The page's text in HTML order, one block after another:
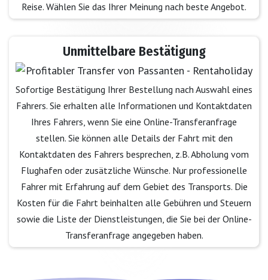
Reise. Wählen Sie das Ihrer Meinung nach beste Angebot.
Unmittelbare Bestätigung
Sofortige Bestätigung Ihrer Bestellung nach Auswahl eines
Fahrers. Sie erhalten alle Informationen und Kontaktdaten
Ihres Fahrers, wenn Sie eine Online-Transferanfrage
stellen. Sie können alle Details der Fahrt mit den
Kontaktdaten des Fahrers besprechen, z.B. Abholung vom
Flughafen oder zusätzliche Wünsche. Nur professionelle
Fahrer mit Erfahrung auf dem Gebiet des Transports. Die
Kosten für die Fahrt beinhalten alle Gebühren und Steuern
sowie die Liste der Dienstleistungen, die Sie bei der Online-
Transferanfrage angegeben haben.